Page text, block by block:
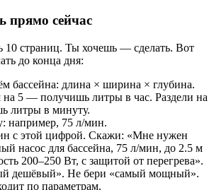
прямо сейчас
10 страниц. Ты хочешь — сделать. Вот
до конца дня:
бассейна: длина × ширина × глубина.
на 5 — получишь литры в час. Раздели на
литры в минуту.
например, 75 л/мин.
с этой цифрой. Скажи: «Мне нужен
насос для бассейна, 75 л/мин, до 2.5 м
200–250 Вт, с защитой от перегрева».
дешёвый». Не бери «самый мощный».
по параметрам.